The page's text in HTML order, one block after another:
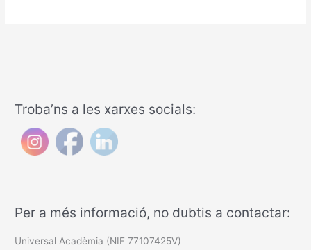
Troba’ns a les xarxes socials:
Per a més informació, no dubtis a contactar:
Universal Acadèmia (NIF 77107425V)